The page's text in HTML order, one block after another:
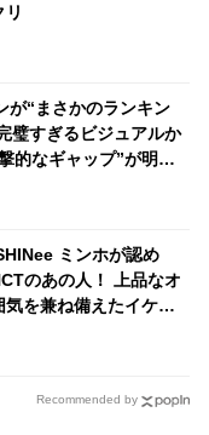
が“まさかのランキン
璧すぎるビジュアルか
的なギャップ”が明ら
ミンホが認め
のあの人！ 上品なオ
を兼ね備えたイケメ
Recommended by